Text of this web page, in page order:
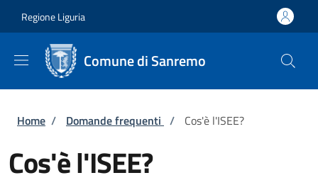
Regione Liguria
Comune di Sanremo
Briciole di pane
Home / Domande frequenti / Cos'è l'ISEE?
Cos'è l'ISEE?